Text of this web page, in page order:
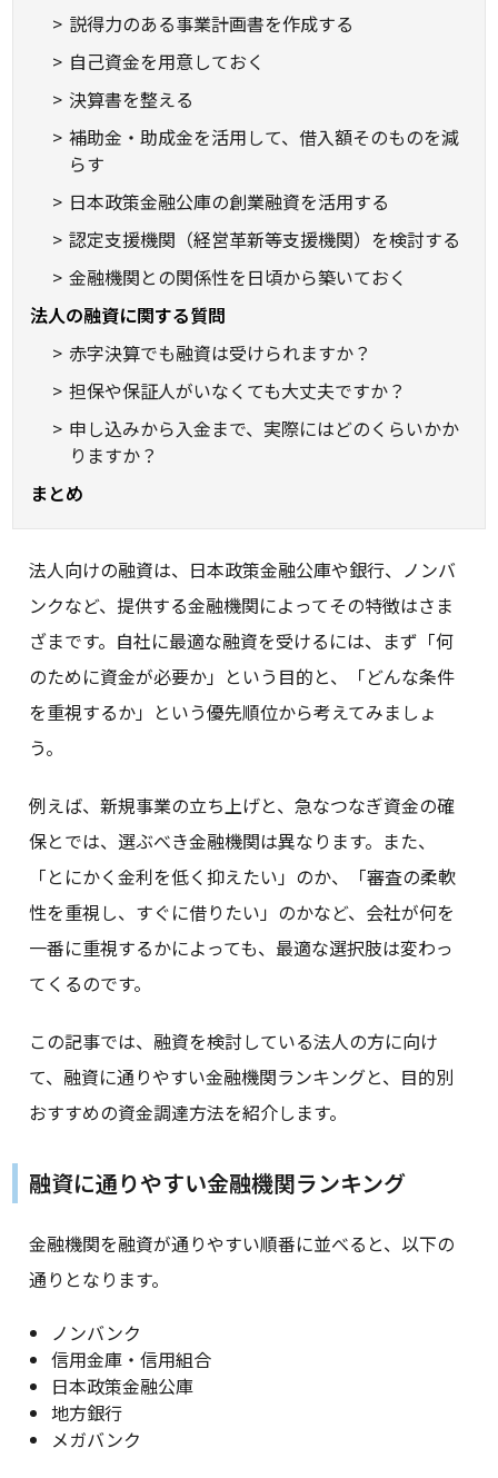
説得力のある事業計画書を作成する
自己資金を用意しておく
決算書を整える
補助金・助成金を活用して、借入額そのものを減
らす
日本政策金融公庫の創業融資を活用する
認定支援機関（経営革新等支援機関）を検討する
金融機関との関係性を日頃から築いておく
法人の融資に関する質問
赤字決算でも融資は受けられますか？
担保や保証人がいなくても大丈夫ですか？
申し込みから入金まで、実際にはどのくらいかか
りますか？
まとめ
法人向けの融資は、日本政策金融公庫や銀行、ノンバ
ンクなど、提供する金融機関によってその特徴はさま
ざまです。自社に最適な融資を受けるには、まず「何
のために資金が必要か」という目的と、「どんな条件
を重視するか」という優先順位から考えてみましょ
う。
例えば、新規事業の立ち上げと、急なつなぎ資金の確
保とでは、選ぶべき金融機関は異なります。また、
「とにかく金利を低く抑えたい」のか、「審査の柔軟
性を重視し、すぐに借りたい」のかなど、会社が何を
一番に重視するかによっても、最適な選択肢は変わっ
てくるのです。
この記事では、融資を検討している法人の方に向け
て、融資に通りやすい金融機関ランキングと、目的別
おすすめの資金調達方法を紹介します。
融資に通りやすい金融機関ランキング
金融機関を融資が通りやすい順番に並べると、以下の
通りとなります。
ノンバンク
信用金庫・信用組合
日本政策金融公庫
地方銀行
メガバンク